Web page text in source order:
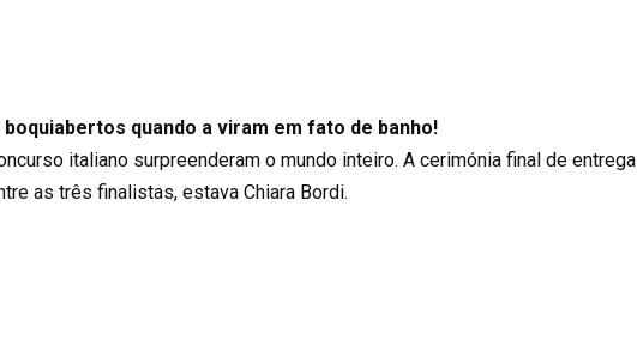
quando a viram em fato de banho!
italiano surpreenderam o mundo inteiro. A cerimónia final de entrega
as três finalistas, estava Chiara Bordi.